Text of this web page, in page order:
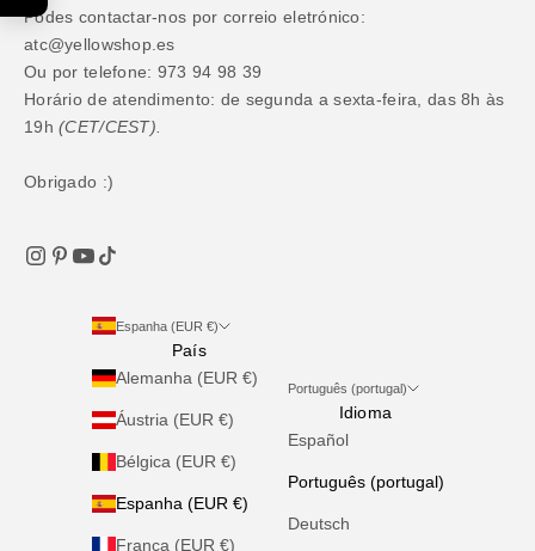
Podes contactar-nos por correio eletrónico:
atc@yellowshop.es
Ou por telefone: 973 94 98 39
Horário de atendimento: de segunda a sexta-feira, das 8h às
19h(CET/CEST).
Obrigado :)
Espanha (EUR €)
País
Alemanha (EUR €)
Áustria (EUR €)
Bélgica (EUR €)
Espanha (EUR €)
França (EUR €)
Português (portugal)
Idioma
Español
Português (portugal)
Deutsch